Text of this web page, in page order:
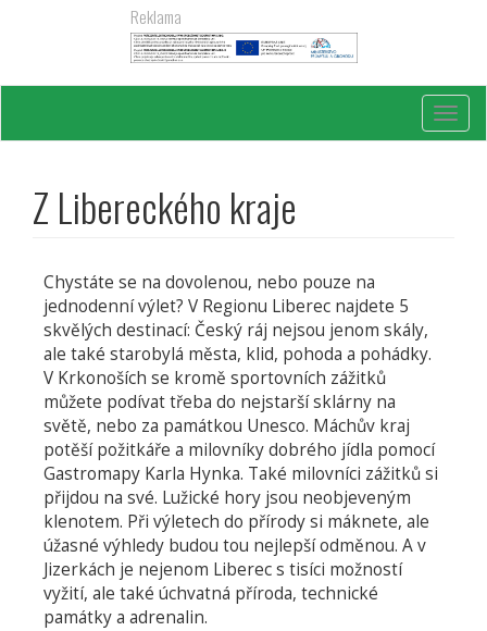
Reklama
Z Libereckého kraje
Chystáte se na dovolenou, nebo pouze na
jednodenní výlet? V Regionu Liberec najdete 5
skvělých destinací: Český ráj nejsou jenom skály,
ale také starobylá města, klid, pohoda a pohádky.
V Krkonoších se kromě sportovních zážitků
můžete podívat třeba do nejstarší sklárny na
světě, nebo za památkou Unesco. Máchův kraj
potěší požitkáře a milovníky dobrého jídla pomocí
Gastromapy Karla Hynka. Také milovníci zážitků si
přijdou na své. Lužické hory jsou neobjeveným
klenotem. Při výletech do přírody si máknete, ale
úžasné výhledy budou tou nejlepší odměnou. A v
Jizerkách je nejenom Liberec s tisíci možností
vyžití, ale také úchvatná příroda, technické
památky a adrenalin.